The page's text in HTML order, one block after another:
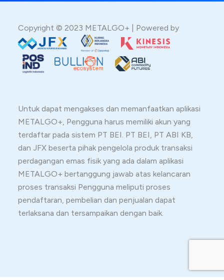
Copyright © 2023 METALGO+ | Powered by
Untuk dapat mengakses dan memanfaatkan aplikasi
METALGO+, Pengguna harus memiliki akun yang
terdaftar pada sistem PT BEI. PT BEI, PT ABI KB,
dan JFX beserta pihak pengelola produk transaksi
perdagangan emas fisik yang ada dalam aplikasi
METALGO+ bertanggung jawab atas kelancaran
proses transaksi Pengguna meliputi proses
pendaftaran, pembelian dan penjualan dapat
terlaksana dan tersampaikan dengan baik.